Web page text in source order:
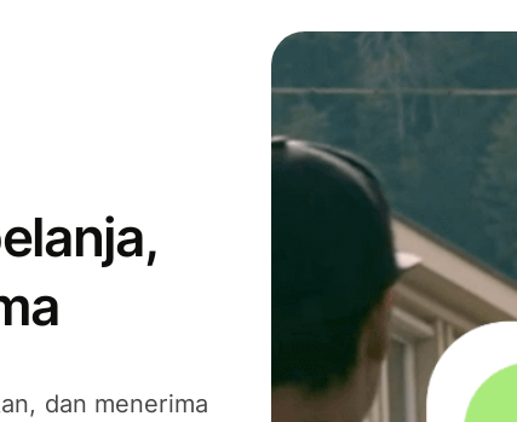
dan menerima